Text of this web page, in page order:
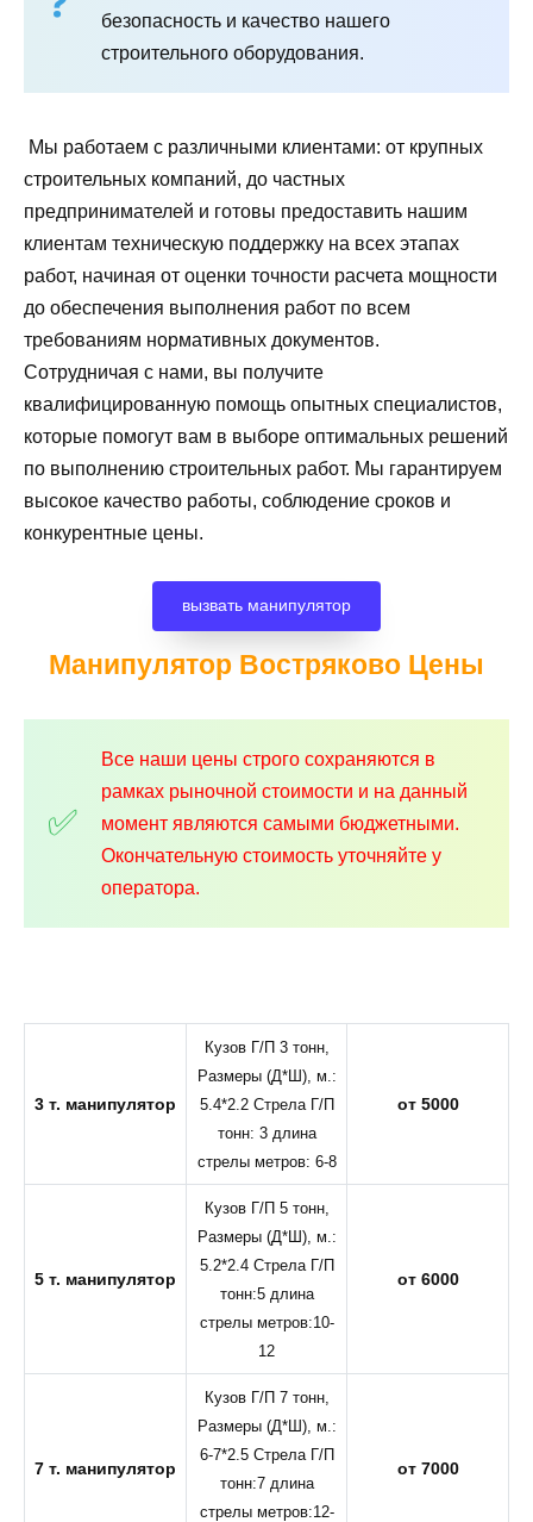
безопасность и качество нашего
строительного оборудования.
Мы работаем с различными клиентами: от крупных
строительных компаний, до частных
предпринимателей и готовы предоставить нашим
клиентам техническую поддержку на всех этапах
работ, начиная от оценки точности расчета мощности
до обеспечения выполнения работ по всем
требованиям нормативных документов.
Сотрудничая с нами, вы получите
квалифицированную помощь опытных специалистов,
которые помогут вам в выборе оптимальных решений
по выполнению строительных работ. Мы гарантируем
высокое качество работы, соблюдение сроков и
конкурентные цены.
вызвать манипулятор
Манипулятор Востряково Цены
Все наши цены строго сохраняются в
рамках рыночной стоимости и на данный
момент являются самыми бюджетными.
Окончательную стоимость уточняйте у
оператора.
3 т. манипулятор
Кузов Г/П 3 тонн,
Размеры (Д*Ш), м.:
5.4*2.2 Стрела Г/П
тонн: 3 длина
стрелы метров: 6-8
от 5000
5 т. манипулятор
Кузов Г/П 5 тонн,
Размеры (Д*Ш), м.:
5.2*2.4 Стрела Г/П
тонн:5 длина
стрелы метров:10-
12
от 6000
7 т. манипулятор
Кузов Г/П 7 тонн,
Размеры (Д*Ш), м.:
6-7*2.5 Стрела Г/П
тонн:7 длина
стрелы метров:12-
от 7000